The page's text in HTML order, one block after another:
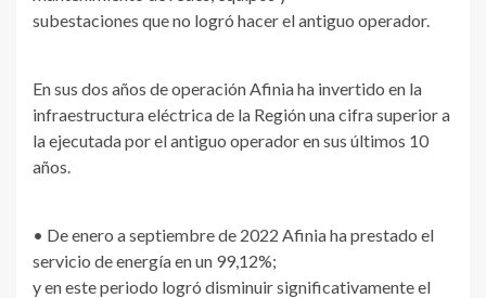
subestaciones que no logró hacer el antiguo operador.
En sus dos años de operación Afinia ha invertido en la
infraestructura eléctrica de la Región una cifra superior a
la ejecutada por el antiguo operador en sus últimos 10
años.
• De enero a septiembre de 2022 Afinia ha prestado el
servicio de energía en un 99,12%;
y en este periodo logró disminuir significativamente el